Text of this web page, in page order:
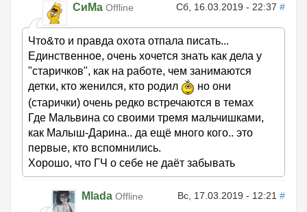
СиМа Offline Сб, 16.03.2019 - 22:37 #
Что&то и правда охота отпала писать...
Единственное, очень хочется знать как дела у
"старичков", как на работе, чем занимаются
детки, кто женился, кто родил
но они
(старички) очень редко встречаются в темах
Где Мальвина со своими тремя мальчишками,
как Малыш-Дарина.. да ещё много кого.. это
первые, кто вспомнились.
Хорошо, что ГЧ о себе не даёт забывать
Mlada Offline Вс, 17.03.2019 - 12:21 #